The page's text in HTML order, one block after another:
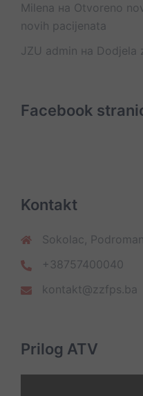
Milena на Otvoreno
novih pacijenata
JZU admin на Dodjela
Facebook
Kontakt
Sokolac,
+38757400040
kontakt@zzfps.ba
Prilog ATV